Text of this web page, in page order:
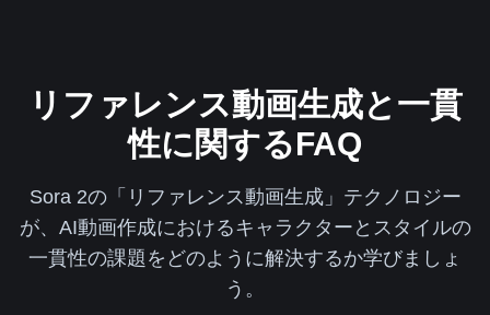
リファレンス動画生成と一貫
性に関するFAQ
Sora 2の「リファレンス動画生成」テクノロジー
が、AI動画作成におけるキャラクターとスタイルの
一貫性の課題をどのように解決するか学びましょ
う。